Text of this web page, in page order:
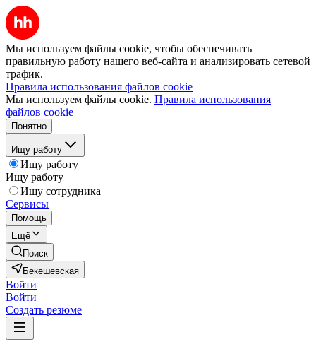
Мы используем файлы cookie, чтобы обеспечивать
правильную работу нашего веб-сайта и анализировать сетевой
трафик.
Правила использования файлов cookie
Мы используем файлы cookie. Правила использования
файлов cookie
Понятно
Ищу работу
Ищу работу
Ищу работу
Ищу сотрудника
Сервисы
Помощь
Ещё
Поиск
Бекешевская
Войти
Войти
Создать резюме